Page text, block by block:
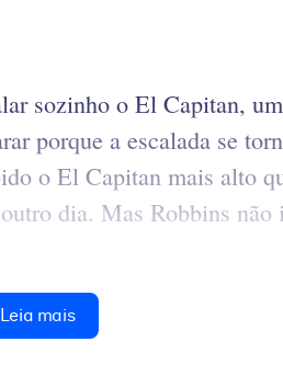
sozinho o El Capitan,
porque a escalada se
o El Capitan mais alto
dia. Mas Robbins
Leia mais